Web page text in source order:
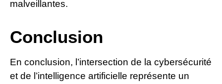
malveillantes.
Conclusion
En conclusion, l’intersection de la cybersécurité
et de l’intelligence artificielle représente un